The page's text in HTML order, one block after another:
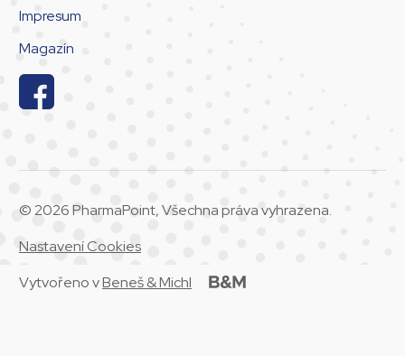
Impresum
Magazín
© 2026 PharmaPoint, Všechna práva vyhrazena.
Nastavení Cookies
Vytvořeno vBeneš & Michl